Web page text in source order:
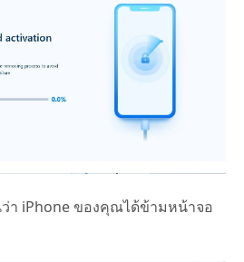
า iPhone ของคุณได้ข้ามหน้าจอ